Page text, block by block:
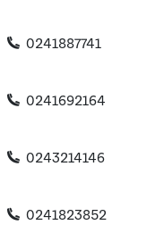
0241887741
0241692164
0243214146
0241823852